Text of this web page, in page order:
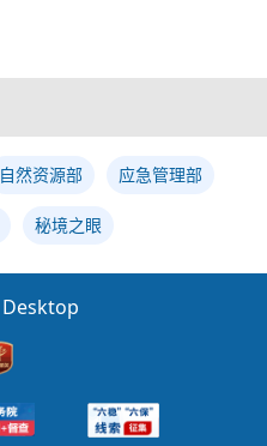
自然资源部 应急管理部
秘境之眼
Desktop